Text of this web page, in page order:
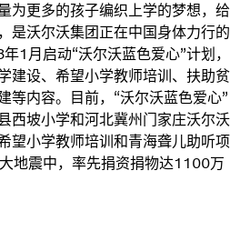
为更多的孩子编织上学的梦想，给
是沃尔沃集团正在中国身体力行的
1月启动“沃尔沃蓝色爱心”计划，
建设、希望小学教师培训、扶助贫
等内容。目前，“沃尔沃蓝色爱心”
西坡小学和河北冀州门家庄沃尔沃
望小学教师培训和青海聋儿助听项
地震中，率先捐资捐物达1100万